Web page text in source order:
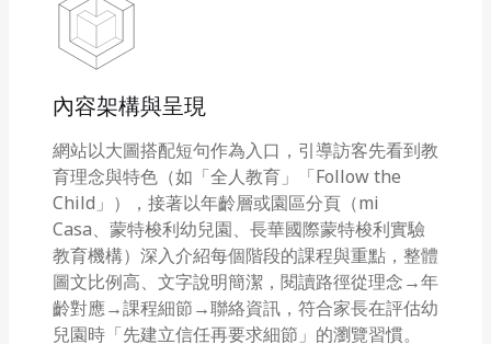
內容架構與呈現
網站以大圖搭配短句作為入口，引導訪客先看到教
育理念與特色（如「全人教育」「Follow the
Child」），接著以年齡層或園區分頁（mi
Casa、蒙特梭利幼兒園、長華國際蒙特梭利實驗
教育機構）深入介紹每個階段的課程與重點，整體
圖文比例高、文字說明簡潔，閱讀路徑從理念→年
齡對應→課程細節→聯絡資訊，符合家長在評估幼
兒園時「先建立信任再要求細節」的瀏覽習慣。